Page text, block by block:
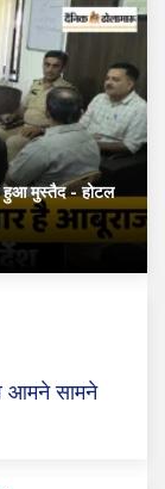
हुआ मुस्तैद- होटल
आमने सामने